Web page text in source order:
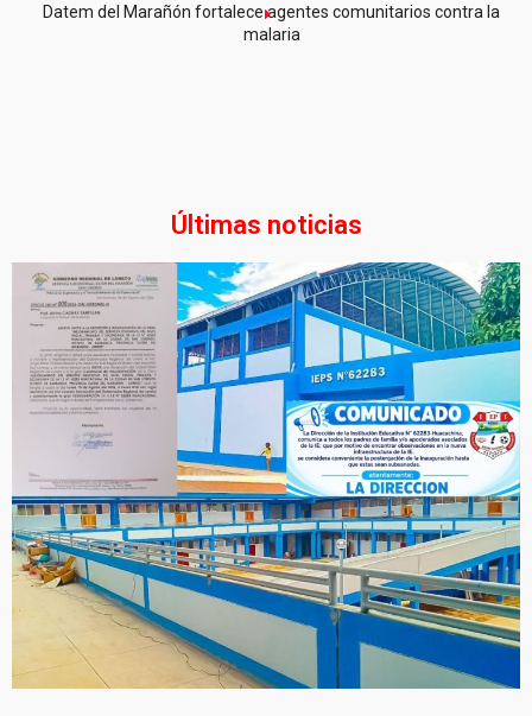
Datem del Marañón fortalece agentes comunitarios contra la
malaria
Últimas noticias